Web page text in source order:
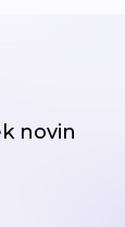
novin